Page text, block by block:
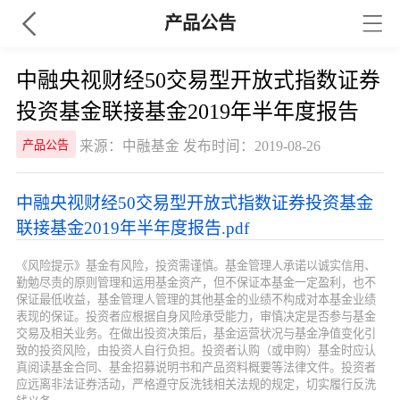
产品公告
中融央视财经50交易型开放式指数证券
投资基金联接基金2019年半年度报告
产品公告 来源：中融基金 发布时间：2019-08-26
中融央视财经50交易型开放式指数证券投资基金
联接基金2019年半年度报告.pdf
《风险提示》基金有风险，投资需谨慎。基金管理人承诺以诚实信用、
勤勉尽责的原则管理和运用基金资产，但不保证本基金一定盈利，也不
保证最低收益，基金管理人管理的其他基金的业绩不构成对本基金业绩
表现的保证。投资者应根据自身风险承受能力，审慎决定是否参与基金
交易及相关业务。在做出投资决策后，基金运营状况与基金净值变化引
致的投资风险，由投资人自行负担。投资者认购（或申购）基金时应认
真阅读基金合同、基金招募说明书和产品资料概要等法律文件。投资者
应远离非法证券活动，严格遵守反洗钱相关法规的规定，切实履行反洗